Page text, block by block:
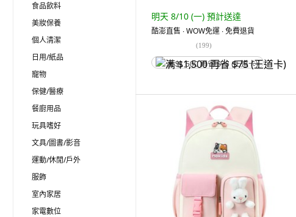
食品飲料
美妝保養
個人清潔
日用/紙品
寵物
保健/醫療
餐廚用品
玩具嗜好
文具/圖書/影音
運動/休閒/戶外
服飾
室內家居
家電數位
明天 8/10 (一) 預計送達
酷澎直售 ∙ WOW免運 ∙ 免費退貨
(199)
满 $1,500 再省 $75 (王道卡)